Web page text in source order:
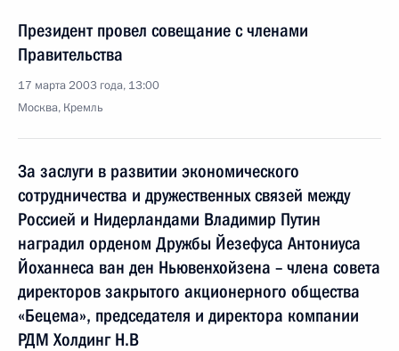
Президент провел совещание с членами
Правительства
17 марта 2003 года, 13:00
Москва, Кремль
За заслуги в развитии экономического
сотрудничества и дружественных связей между
Россией и Нидерландами Владимир Путин
наградил орденом Дружбы Йезефуса Антониуса
Йоханнеса ван ден Ньювенхойзена – члена совета
директоров закрытого акционерного общества
«Бецема», председателя и директора компании
РДМ Холдинг Н.В